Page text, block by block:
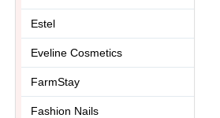
Estel
Eveline Cosmetics
FarmStay
Fashion Nails